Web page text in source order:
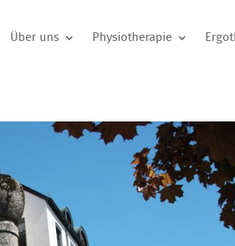
Über uns Physiotherapie